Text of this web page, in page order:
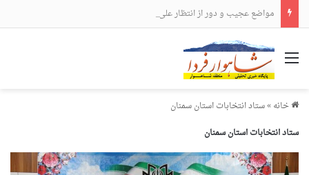
مواضع عجیب و دور از انتظار علی لاریجانی
منو
خانه»ستاد انتخابات استان سمنان
ستاد انتخابات استان سمنان